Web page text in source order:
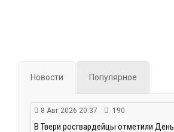
Новости Популярное
8 Авг 2026 20:37 190
В Твери росгвардейцы отметили День